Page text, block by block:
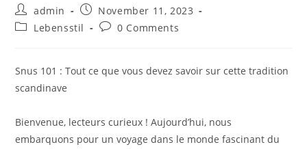
Post
author:
admin
Post
published:
November 11, 2023
PostLebensstil
Post0 Comments
Snus 101 : Tout ce que vous devez savoir sur cette tradition
scandinave
Bienvenue, lecteurs curieux ! Aujourd’hui, nous
embarquons pour un voyage dans le monde fascinant du